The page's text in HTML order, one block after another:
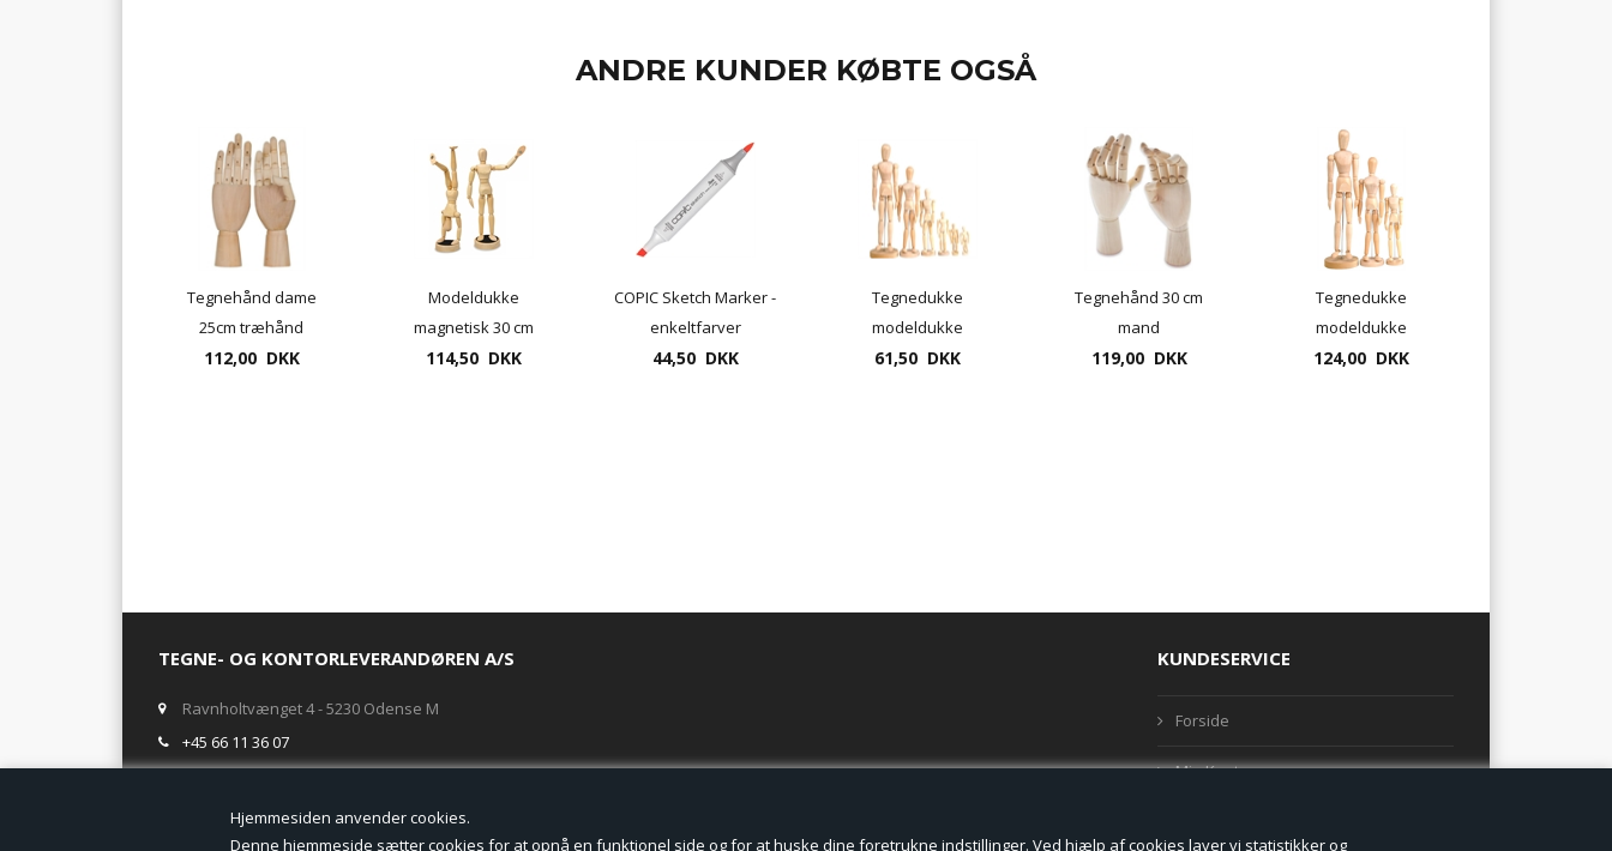
Hjemmesiden anvender cookies.
Denne hjemmeside sætter cookies for at opnå en funktionel side og for at huske dine foretrukne indstillinger. Ved hjælp af cookies laver vi statistikker og
ANDRE KUNDER KØBTE OGSÅ
Tegnehånd dame
25cm træhånd
112,00 DKK
Modeldukke
magnetisk 30 cm
tegnedukke
114,50 DKK
COPIC Sketch Marker -
enkeltfarver
44,50 DKK
Tegnedukke
modeldukke
trædukke 30cm højde
61,50 DKK
Tegnehånd 30 cm
mand
119,00 DKK
Tegnedukke
modeldukke
trædukke 40 cm højde
124,00 DKK
TEGNE- OG KONTORLEVERANDØREN A/S
Ravnholtvænget 4 - 5230 Odense M
+45 66 11 36 07
salg@tegneogkontor.dk
ÅBNINGSTIDER I BUTIKKEN
KUNDESERVICE
Forside
Min Konto